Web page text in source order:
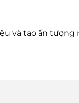
và tạo ấn tượng